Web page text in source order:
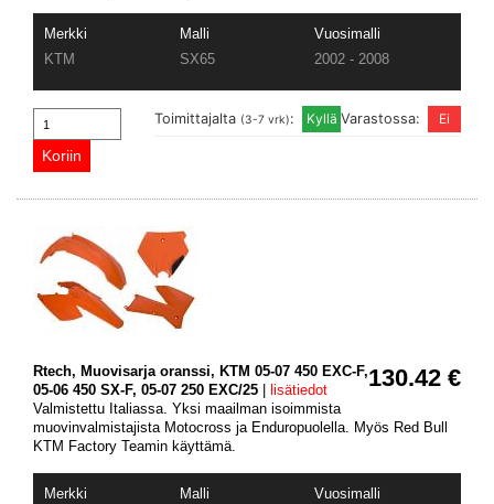
Merkki Malli
Vuosimalli
KTM
SX65 2002 - 2008
Varastossa:
Toimittajalta (3-7 vrk):
130.42 €
Rtech, Muovisarja oranssi, KTM 05-07 450 EXC-F,
05-06 450 SX-F, 05-07 250 EXC/25
lisätiedot
Valmistettu Italiassa. Yksi maailman isoimmista
muovinvalmistajista Motocross ja Enduropuolella. Myös Red Bull
KTM Factory Teamin käyttämä.
Merkki Malli
Vuosimalli